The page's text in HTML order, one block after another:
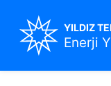
YILDIZ